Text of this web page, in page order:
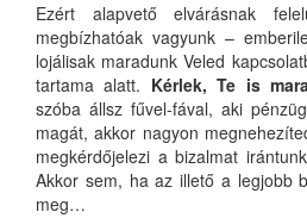
Ezért alapvető elvárásnak
megbízhatóak vagyunk –
lojálisak maradunk Veled
tartama alatt. Kérlek, Te is
szóba állsz fűvel-fával, aki
magát, akkor nagyon
megkérdőjelezi a bizalmat
Akkor sem, ha az illető a legjobb
meg…